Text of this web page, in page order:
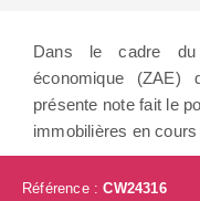
Dans le cadre du
économique
présente note fait le
immobilières en
Référence :CW24316